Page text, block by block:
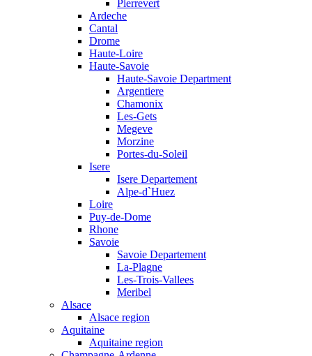
Pierrevert
Ardeche
Cantal
Drome
Haute-Loire
Haute-Savoie
Haute-Savoie Department
Argentiere
Chamonix
Les-Gets
Megeve
Morzine
Portes-du-Soleil
Isere
Isere Departement
Alpe-d`Huez
Loire
Puy-de-Dome
Rhone
Savoie
Savoie Departement
La-Plagne
Les-Trois-Vallees
Meribel
Alsace
Alsace region
Aquitaine
Aquitaine region